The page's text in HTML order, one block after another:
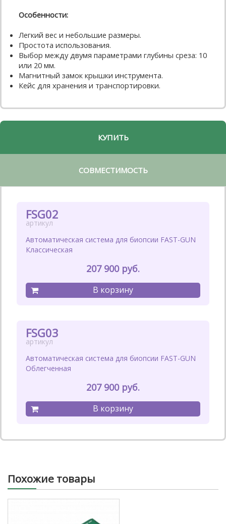
Особенности:
Легкий вес и небольшие размеры.
Простота использования.
Выбор между двумя параметрами глубины среза: 10
или 20 мм.
Магнитный замок крышки инструмента.
Кейс для хранения и транспортировки.
КУПИТЬ
СОВМЕСТИМОСТЬ
Автоматическая система для биопсии FAST-GUN
Классическая
FSG02
207 900
Автоматическая система для биопсии FAST-GUN
Облегченная
FSG03
207 900
Похожие товары